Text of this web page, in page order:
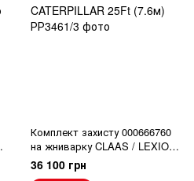
Комплект захисту 000666760
на жниварку CLAAS / LEXION
/ CATERPILLAR 25Ft (7.6м)
36 100 грн